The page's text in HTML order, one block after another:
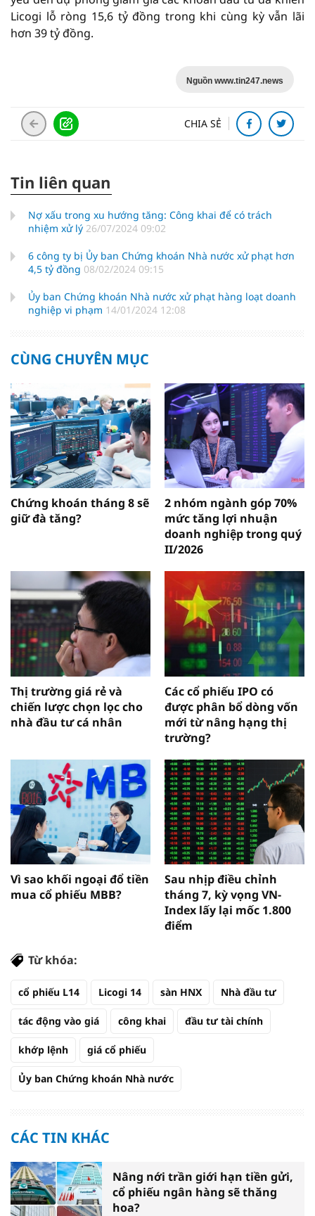
Licogi lỗ ròng 15,6 tỷ đồng trong khi cùng kỳ vẫn lãi
hơn 39 tỷ đồng.
Nguồn www.tin247.news
CHIA SẺ
Tin liên quan
Nợ xấu trong xu hướng tăng: Công khai để có trách
nhiệm xử lý 26/07/2024 09:02
6 công ty bị Ủy ban Chứng khoán Nhà nước xử phạt hơn
4,5 tỷ đồng 08/02/2024 09:15
Ủy ban Chứng khoán Nhà nước xử phạt hàng loạt doanh
nghiệp vi phạm 14/01/2024 12:08
CÙNG CHUYÊN MỤC
Chứng khoán tháng 8 sẽ
giữ đà tăng?
2 nhóm ngành góp 70%
mức tăng lợi nhuận
doanh nghiệp trong quý
II/2026
Thị trường giá rẻ và
chiến lược chọn lọc cho
nhà đầu tư cá nhân
Các cổ phiếu IPO có
được phân bổ dòng vốn
mới từ nâng hạng thị
trường?
Vì sao khối ngoại đổ tiền
mua cổ phiếu MBB?
Sau nhịp điều chỉnh
tháng 7, kỳ vọng VN-
Index lấy lại mốc 1.800
điểm
Từ khóa:
cổ phiếu L14 Licogi 14 sàn HNX Nhà đầu tư
tác động vào giá công khai đầu tư tài chính
khớp lệnh giá cổ phiếu
Ủy ban Chứng khoán Nhà nước
CÁC TIN KHÁC
Nâng nới trần giới hạn tiền gửi,
cổ phiếu ngân hàng sẽ thăng
hoa?